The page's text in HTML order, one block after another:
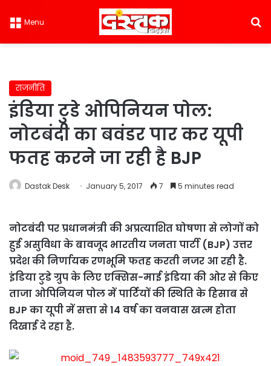
Menu
राजनीति
इंडिया टुडे ओपिनियन पोल:
नोटबंदी का बवंडर पार कर यूपी
फतह करने जा रही है BJP
Dastak Desk January 5, 2017 7 5 minutes read
नोटबंदी पर प्रधानमंत्री की अप्रत्याशित घोषणा से लोगों को
हुई असुविधा के बावजूद भारतीय जनता पार्टी (BJP) उत्तर
प्रदेश की निर्णायक रणभूमि फतह करती नजर आ रही है.
इंडिया टुडे ग्रुप के लिए एक्सिस-माई इंडिया की ओर से किए
ताजा ओपिनियन पोल में पार्टियों की स्थिति के हिसाब से
BJP का यूपी में सत्ता से 14 वर्ष का वनवास खत्म होता
दिखाई दे रहा है.